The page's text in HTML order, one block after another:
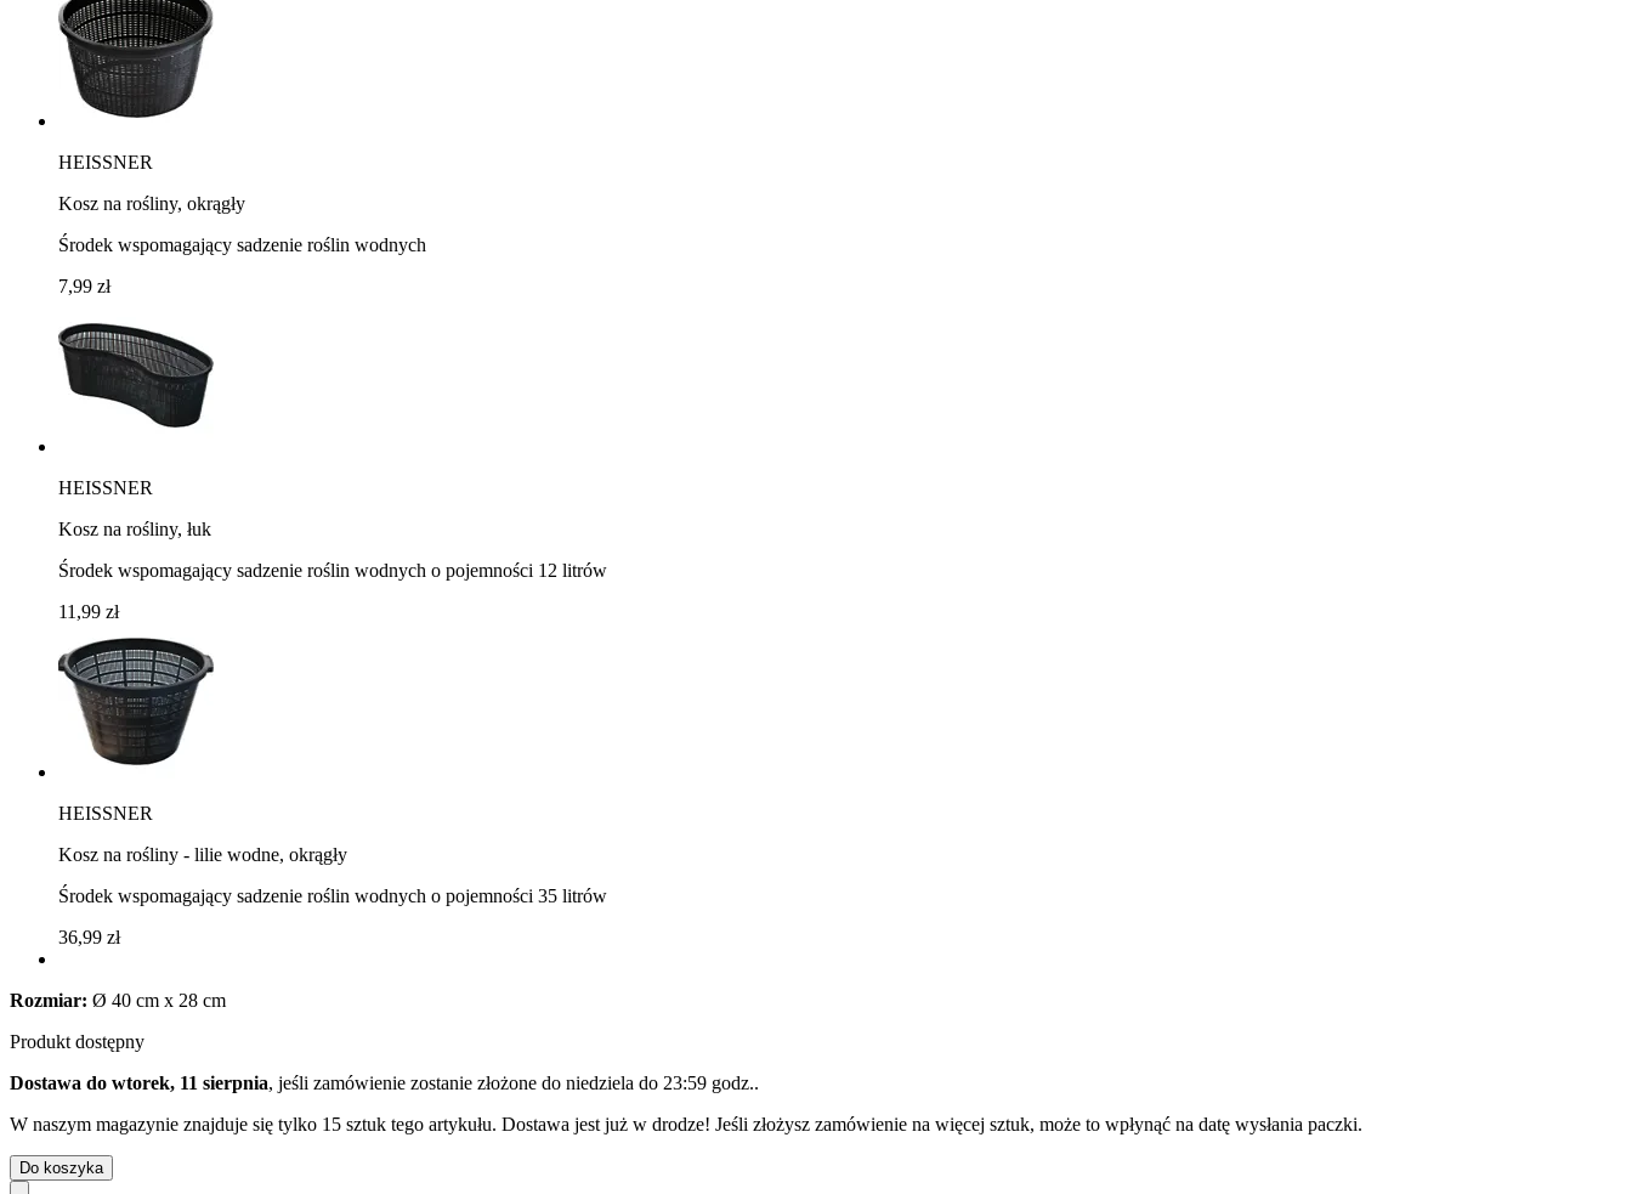
HEISSNER
Kosz na rośliny, okrągły
Środek wspomagający sadzenie roślin wodnych
7,99 zł
HEISSNER
Kosz na rośliny, łuk
Środek wspomagający sadzenie roślin wodnych o pojemności 12 litrów
11,99 zł
HEISSNER
Kosz na rośliny - lilie wodne, okrągły
Środek wspomagający sadzenie roślin wodnych o pojemności 35 litrów
36,99 zł
Rozmiar: Ø 40 cm x 28 cm
Produkt dostępny
Dostawa do wtorek, 11 sierpnia, jeśli zamówienie zostanie złożone do niedziela do 23:59 godz..
W naszym magazynie znajduje się tylko 15 sztuk tego artykułu. Dostawa jest już w drodze! Jeśli złożysz zamówienie na więcej sztuk, może to wpłynąć na datę wysłania paczki.
Do koszyka